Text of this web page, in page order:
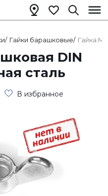
/ Гайки барашковые/ Гайка
DIN
сталь
В избранное